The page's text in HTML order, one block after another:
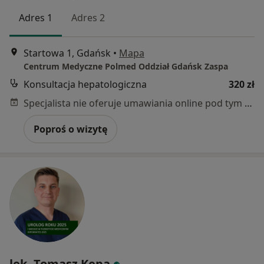
Adres 1 Adres 2
Startowa 1, Gdańsk • Mapa
Centrum Medyczne Polmed Oddział Gdańsk Zaspa
Konsultacja hepatologiczna
320 zł
Specjalista nie oferuje umawiania online pod tym adresem.
Poproś o wizytę